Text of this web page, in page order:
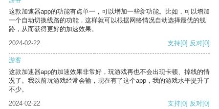
这款加速器app的功能有点单一，可以增加一些新功能。比如，可以增加
一个自动切换线路的功能，这样就可以根据网络情况自动选择最优的线
路，从而获得更好的加速效果。
2024-02-22
支持[0] 反对[0]
游客
这款加速器app的加速效果非常好，玩游戏再也不会出现卡顿、掉线的情
况了。我以前玩游戏经常会输，现在有了这个app，我的游戏水平提升了
不少。
2024-02-22
支持[0] 反对[0]